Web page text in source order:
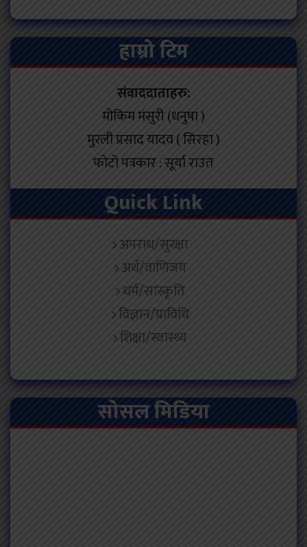
हाम्रो टिम
संवाददाताहरु:
मोकिम मंसुरी (धनुषा )
मुरली प्रसाद यादव ( सिरहा )
फोटो पत्रकार : सूर्या राउत
Quick Link
अपराध/सुरक्षा
अर्थ/वाणिजय
धर्म/सांस्कृति
विज्ञान/प्राविधि
शिक्षा/स्वास्थ्य
सोसल मिडिया